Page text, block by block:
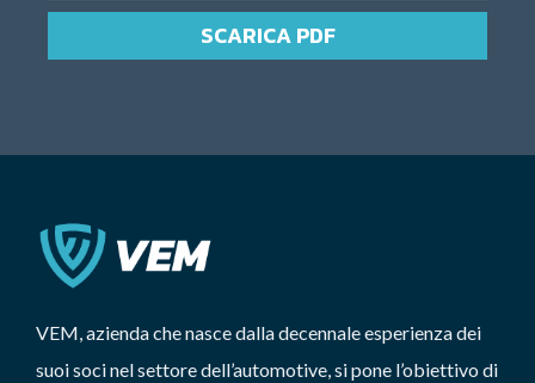
SCARICA PDF
VEM, azienda che nasce dalla decennale esperienza dei
suoi soci nel settore dell’automotive, si pone l’obiettivo di